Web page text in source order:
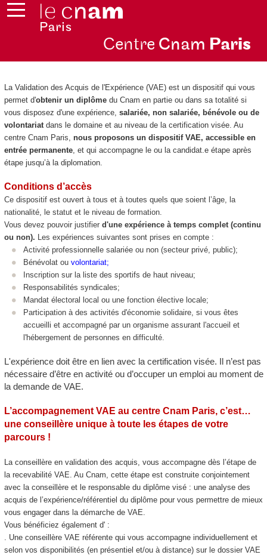
Centre Cnam Paris
La Validation des Acquis de l'Expérience(VAE) est un dispositif qui vous
permet d'obtenir un diplômedu Cnam en partie ou dans sa totalité si
vous disposez d'une expérience, salariée, non salariée, bénévole ou de
volontariat dans le domaine et au niveau de la certification visée. Au
centre Cnam Paris, nous proposons un dispositif VAE, accessible en
entrée permanente, et qui accompagne le ou la candidat.e étape après
étape jusqu’à la diplomation.
Conditions d’accès
Ce dispositif est ouvert à tous et à toutes quels que soient l’âge, la
nationalité, le statut et le niveau de formation.
Vous devez pouvoir justifier d'une expérience à temps complet (continu
ou non). Les expériences suivantes sont prises en compte :
Activité professionnelle salariée ou non (secteur privé, public);
Bénévolat ou volontariat;
Inscription sur la liste des sportifs de haut niveau;
Responsabilités syndicales;
Mandat électoral local ou une fonction élective locale;
Participation à des activités d'économie solidaire, si vous êtes
accueilli et accompagné par un organisme assurant l'accueil et
l'hébergement de personnes en difficulté.
L'expérience doit être en lien avec la certification visée.
Il n’est pas
nécessaire d’être en activité ou d’occuper un emploi au moment de
la demande de VAE.
L’accompagnement VAE au centre Cnam Paris, c’est…
une conseillère unique à toute les étapes de votre
parcours !
La conseillère en validation des acquis, vous accompagne dès l’étape de
la recevabilité VAE Au Cnam, cette étape est construite conjointement
avec la conseillère et le responsable du diplôme visé : une analyse des
acquis de l’expérience/référentiel du diplôme pour vous permettre de mieux
vous engager dans la démarche de VAE
Vous bénéficiez également d' :
. Une conseillère VAE référente qui vous accompagne individuellement et
selon vos disponibilités (en présentiel et/ou à distance) sur le dossier VAE